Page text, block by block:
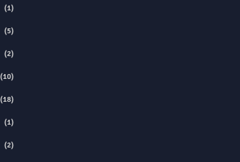
(1)
(5)
(2)
(10)
(18)
(1)
(2)